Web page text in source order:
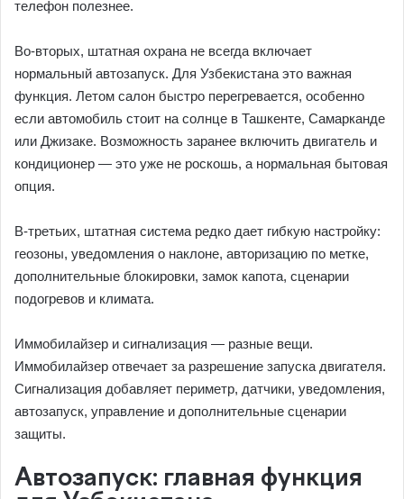
телефон полезнее.
Во-вторых, штатная охрана не всегда включает
нормальный автозапуск. Для Узбекистана это важная
функция. Летом салон быстро перегревается, особенно
если автомобиль стоит на солнце в Ташкенте, Самарканде
или Джизаке. Возможность заранее включить двигатель и
кондиционер — это уже не роскошь, а нормальная бытовая
опция.
В-третьих, штатная система редко дает гибкую настройку:
геозоны, уведомления о наклоне, авторизацию по метке,
дополнительные блокировки, замок капота, сценарии
подогревов и климата.
Иммобилайзер и сигнализация — разные вещи.
Иммобилайзер отвечает за разрешение запуска двигателя.
Сигнализация добавляет периметр, датчики, уведомления,
автозапуск, управление и дополнительные сценарии
защиты.
Автозапуск: главная функция